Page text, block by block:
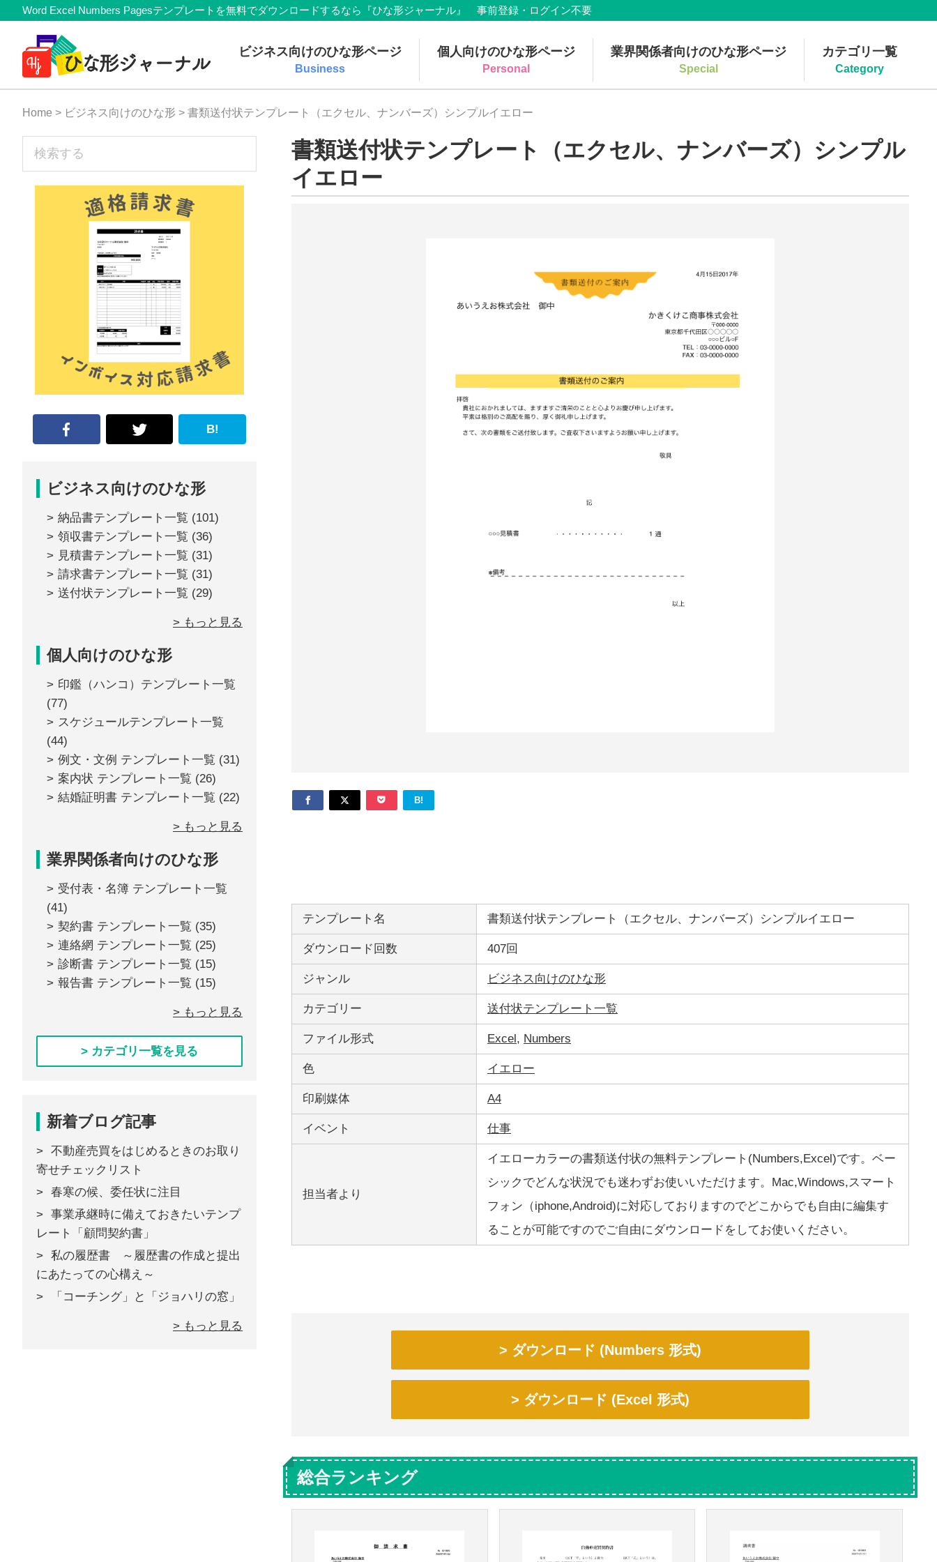
Skip
primary
navigation
Skip
content
Skip
primary
sidebar
Skip
footer
Member
Navigation
Word Excel Numbers Pagesテンプレートを無料でダウンロードするなら『ひな形ジャーナル』 事前登録・ログイン不要
料
テ
ン
レ
形
ジ
ャ
ー
ナ
ビジネス向けのひな形ページ
Business
個人向けのひな形ページ
Personal
業界関係者向けのひな形ページ
Special
カテゴリ一覧
Category
Home > ビジネス向けのひな形 > 書類送付状テンプレート（エクセル、ナンバーズ）シンプルイエロー
書類送付状テンプレート（エクセル、ナンバーズ）シンプル
イエロー
B!
テンプレート名 書類送付状テンプレート（エクセル、ナンバーズ）シンプルイエロー
ダウンロード回数 407回
ジャンル ビジネス向けのひな形
カテゴリー 送付状テンプレート一覧
ファイル形式 Excel, Numbers
色 イエロー
印刷媒体 A4
イベント 仕事
担当者より
イエローカラーの書類送付状の無料テンプレート(Numbers,Excel)です。ベー
シックでどんな状況でも迷わずお使いいただけます。Mac,Windows,スマート
フォン（iphone,Android)に対応しておりますのでどこからでも自由に編集す
ることが可能ですのでご自由にダウンロードをしてお使いください。
ダウンロード (Numbers 形式)
ダウンロード (Excel 形式)
総合ランキング
sidebar
B!
ビジネス向けのひな形
納品書テンプレート一覧 (101)
領収書テンプレート一覧 (36)
見積書テンプレート一覧 (31)
請求書テンプレート一覧 (31)
送付状テンプレート一覧 (29)
> もっと見る
個人向けのひな形
印鑑（ハンコ）テンプレート一覧
(77)
スケジュールテンプレート一覧
(44)
例文・文例 テンプレート一覧 (31)
案内状 テンプレート一覧 (26)
結婚証明書 テンプレート一覧 (22)
> もっと見る
業界関係者向けのひな形
受付表・名簿 テンプレート一覧
(41)
契約書 テンプレート一覧 (35)
連絡網 テンプレート一覧 (25)
診断書 テンプレート一覧 (15)
報告書 テンプレート一覧 (15)
> もっと見る
> カテゴリ一覧を見る
新着ブログ記事
不動産売買をはじめるときのお取り
寄せチェックリスト
春寒の候、委任状に注目
事業承継時に備えておきたいテンプ
レート「顧問契約書」
私の履歴書 ～履歴書の作成と提出
にあたっての心構え～
「コーチング」と「ジョハリの窓」
> もっと見る